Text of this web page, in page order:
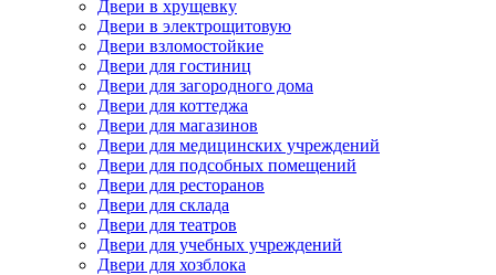
Двери в хрущевку
Двери в электрощитовую
Двери взломостойкие
Двери для гостиниц
Двери для загородного дома
Двери для коттеджа
Двери для магазинов
Двери для медицинских учреждений
Двери для подсобных помещений
Двери для ресторанов
Двери для склада
Двери для театров
Двери для учебных учреждений
Двери для хозблока